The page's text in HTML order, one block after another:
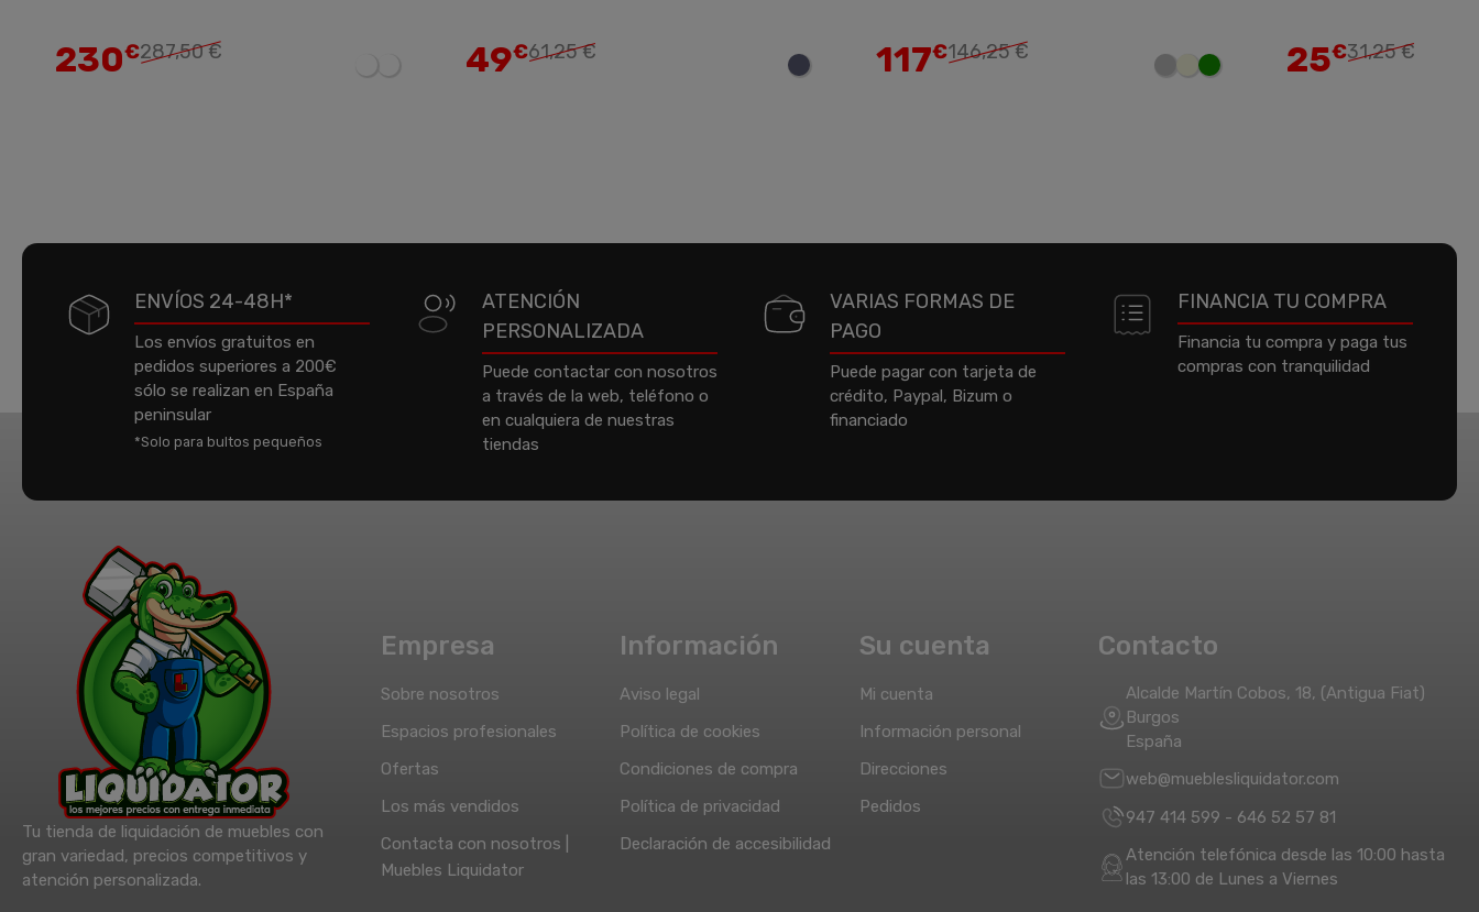
230€287,50 € 49€61,25 € 117€146,25 € 25€31,25 €
ENVÍOS 24-48H*
Los envíos gratuitos en
pedidos superiores a 200€
sólo se realizan en España
peninsular
*Solo para bultos pequeños
ATENCIÓN
PERSONALIZADA
Puede contactar con nosotros
a través de la web, teléfono o
en cualquiera de nuestras
tiendas
VARIAS FORMAS DE
PAGO
Puede pagar con tarjeta de
crédito, Paypal, Bizum o
financiado
FINANCIA TU COMPRA
Financia tu compra y paga tus
compras con tranquilidad
Tu tienda de liquidación de muebles con
gran variedad, precios competitivos y
atención personalizada.
Empresa
Sobre nosotros
Espacios profesionales
Ofertas
Los más vendidos
Contacta con nosotros |
Muebles Liquidator
Información
Aviso legal
Política de cookies
Condiciones de compra
Política de privacidad
Declaración de accesibilidad
Su cuenta
Mi cuenta
Información personal
Direcciones
Pedidos
Contacto
Alcalde Martín Cobos, 18, (Antigua Fiat)
Burgos
España
web@mueblesliquidator.com
947 414 599 - 646 52 57 81
Atención telefónica desde las 10:00 hasta
las 13:00 de Lunes a Viernes